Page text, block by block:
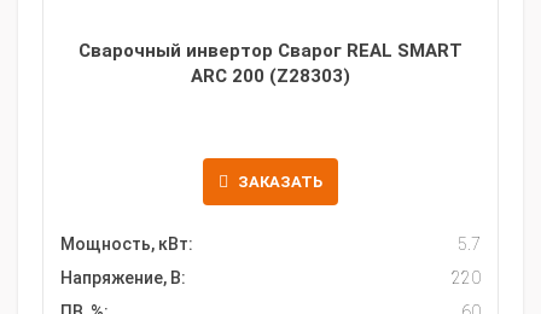
Сварочный инвертор Сварог REAL SMART
ARC 200 (Z28303)
ЗАКАЗАТЬ
Мощность, кВт:
5.7
Напряжение, В:
220